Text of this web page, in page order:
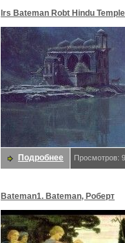
lrs Bateman Robt Hindu
Bateman, Роберт
Подробнее Просмотров:
Bateman1. Bateman, Роберт